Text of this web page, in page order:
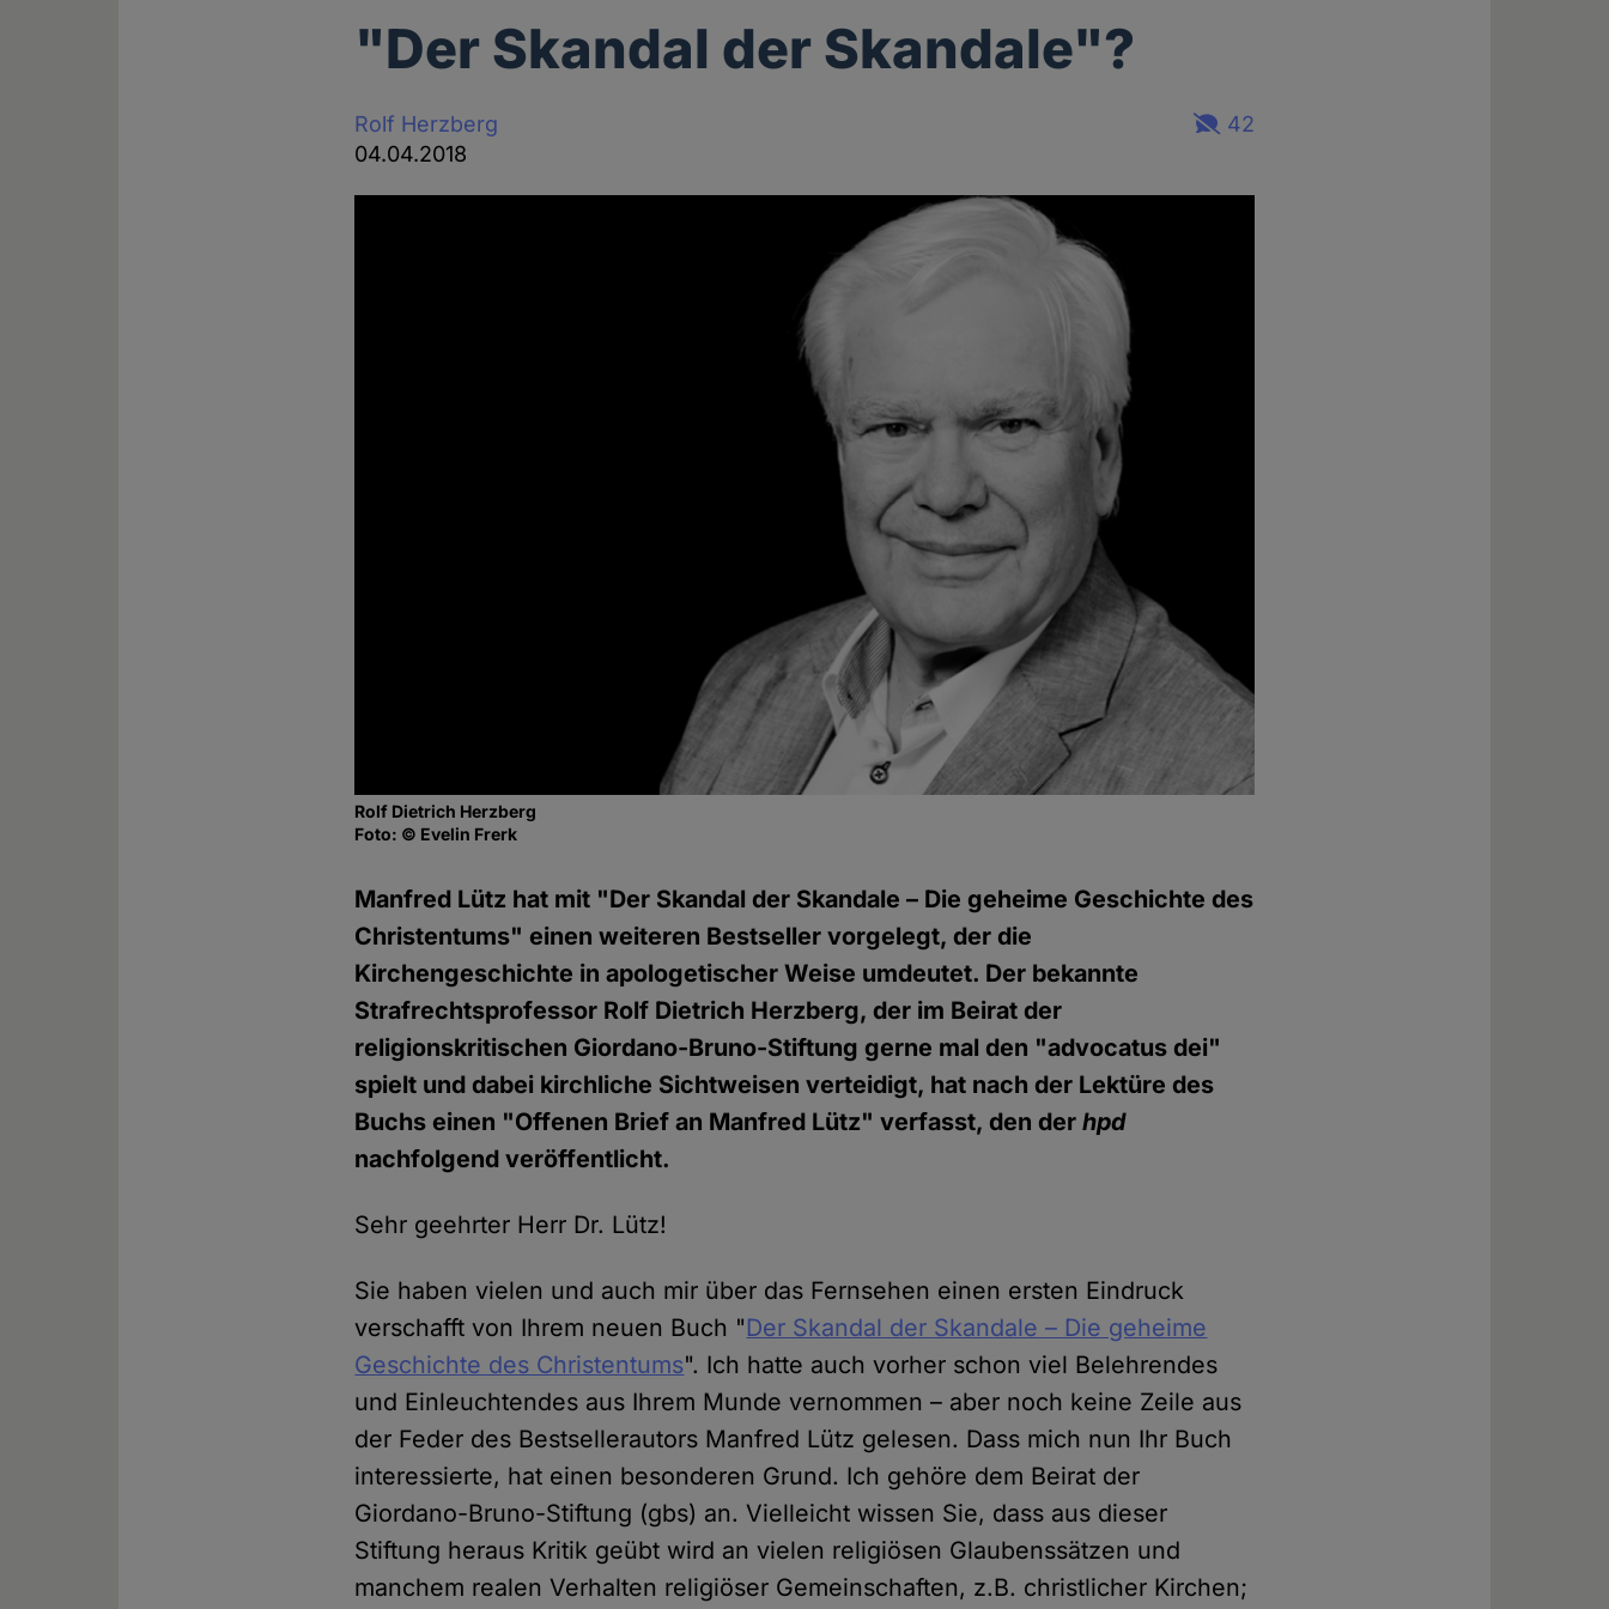
"Der Skandal der Skandale"?
Rolf Herzberg
04.04.2018
42
Rolf Dietrich Herzberg
Foto: © Evelin Frerk
Manfred Lütz hat mit "Der Skandal der Skandale – Die geheime Geschichte des
Christentums" einen weiteren Bestseller vorgelegt, der die
Kirchengeschichte in apologetischer Weise umdeutet. Der bekannte
Strafrechtsprofessor Rolf Dietrich Herzberg, der im Beirat der
religionskritischen Giordano-Bruno-Stiftung gerne mal den "advocatus dei"
spielt und dabei kirchliche Sichtweisen verteidigt, hat nach der Lektüre des
Buchs einen "Offenen Brief an Manfred Lütz" verfasst, den derhpd
nachfolgend veröffentlicht.
Sehr geehrter Herr Dr. Lütz!
Sie haben vielen und auch mir über das Fernsehen einen ersten Eindruck
verschafft von Ihrem neuen Buch "Der Skandal der Skandale – Die geheime
Geschichte des Christentums". Ich hatte auch vorher schon viel Belehrendes
und Einleuchtendes aus Ihrem Munde vernommen – aber noch keine Zeile aus
der Feder des Bestsellerautors Manfred Lütz gelesen. Dass mich nun Ihr Buch
interessierte, hat einen besonderen Grund. Ich gehöre dem Beirat der
Giordano-Bruno-Stiftung (gbs) an. Vielleicht wissen Sie, dass aus dieser
Stiftung heraus Kritik geübt wird an vielen religiösen Glaubenssätzen und
manchem realen Verhalten religiöser Gemeinschaften, z.B. christlicher Kirchen;